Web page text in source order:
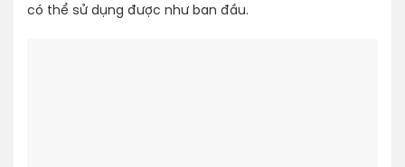
có thể sử dụng được như ban đầu.